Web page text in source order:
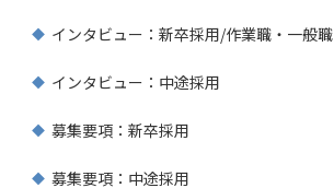
インタビュー：新卒採用/作業職・一般職
インタビュー：中途採用
募集要項：新卒採用
募集要項：中途採用